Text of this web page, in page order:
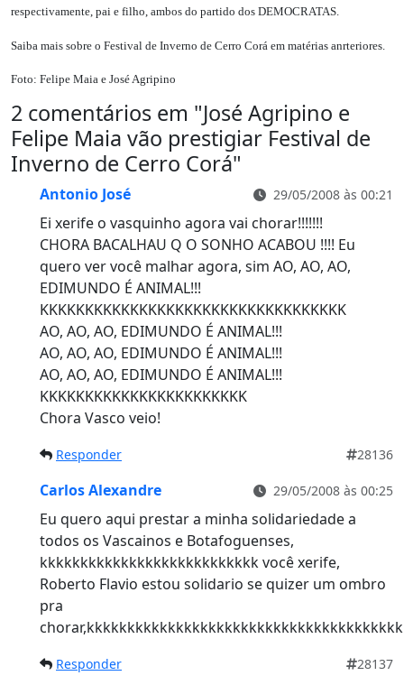
respectivamente, pai e filho, ambos do partido dos DEMOCRATAS.
Saiba mais sobre o Festival de Inverno de Cerro Corá em matérias anrteriores.
Foto: Felipe Maia e José Agripino
2 comentários em "José Agripino e
Felipe Maia vão prestigiar Festival de
Inverno de Cerro Corá"
Antonio José 29/05/2008 às 00:21
Ei xerife o vasquinho agora vai chorar!!!!!!!
CHORA BACALHAU Q O SONHO ACABOU !!!! Eu
quero ver você malhar agora, sim AO, AO, AO,
EDIMUNDO É ANIMAL!!!
KKKKKKKKKKKKKKKKKKKKKKKKKKKKKKKKKK
AO, AO, AO, EDIMUNDO É ANIMAL!!!
AO, AO, AO, EDIMUNDO É ANIMAL!!!
AO, AO, AO, EDIMUNDO É ANIMAL!!!
KKKKKKKKKKKKKKKKKKKKKKK
Chora Vasco veio!
Responder 28136
Carlos Alexandre 29/05/2008 às 00:25
Eu quero aqui prestar a minha solidariedade a
todos os Vascainos e Botafoguenses,
kkkkkkkkkkkkkkkkkkkkkkkkkkk você xerife,
Roberto Flavio estou solidario se quizer um ombro
pra
chorar,kkkkkkkkkkkkkkkkkkkkkkkkkkkkkkkkkkkkkkk
Responder 28137